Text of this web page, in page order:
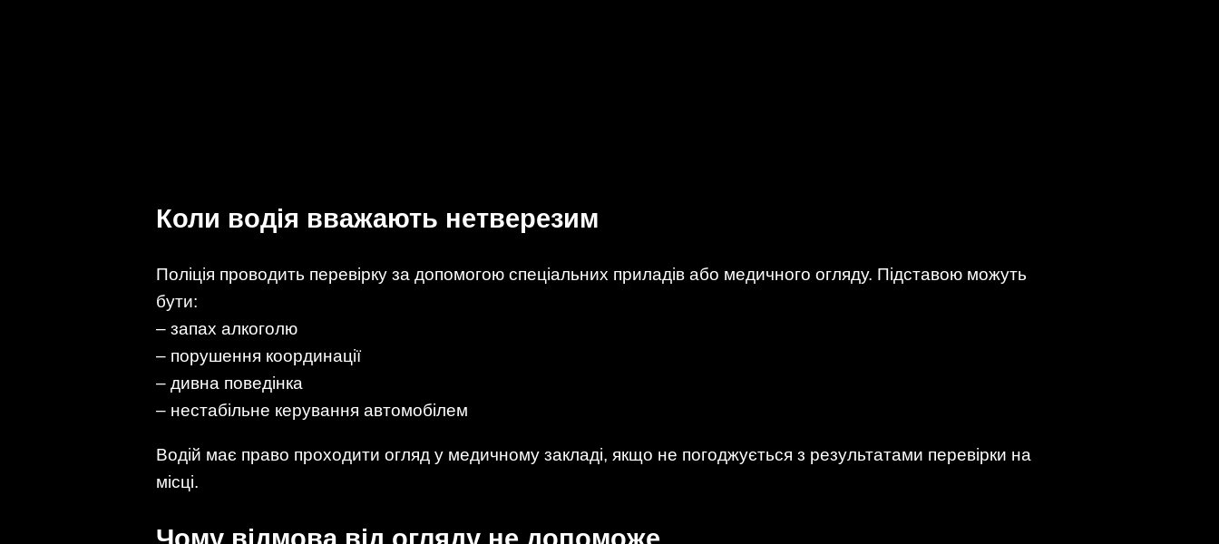
Коли водія вважають нетверезим
Поліція проводить перевірку за допомогою спеціальних приладів або медичного огляду. Підставою можуть
бути:
– запах алкоголю
– порушення координації
– дивна поведінка
– нестабільне керування автомобілем
Водій має право проходити огляд у медичному закладі, якщо не погоджується з результатами перевірки на
місці.